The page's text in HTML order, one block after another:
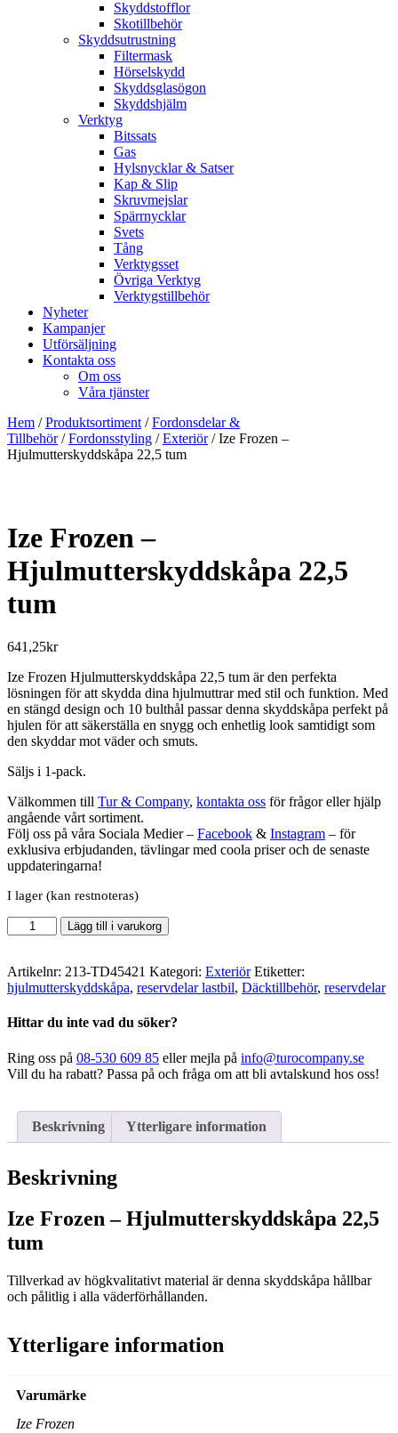
Skyddstofflor
Skotillbehör
Skyddsutrustning
Filtermask
Hörselskydd
Skyddsglasögon
Skyddshjälm
Verktyg
Bitssats
Gas
Hylsnycklar & Satser
Kap & Slip
Skruvmejslar
Spärrnycklar
Svets
Tång
Verktygsset
Övriga Verktyg
Verktygstillbehör
Nyheter
Kampanjer
Utförsäljning
Kontakta oss
Om oss
Våra tjänster
Hem /Produktsortiment /Fordonsdelar &
Tillbehör/Fordonsstyling /Exteriör/ Ize Frozen –
Hjulmutterskyddskåpa 22,5 tum
Ize Frozen –
Hjulmutterskyddskåpa 22,5
tum
641,25kr
Ize Frozen Hjulmutterskyddskåpa 22,5 tum är den perfekta
lösningen för att skydda dina hjulmuttrar med stil och funktion. Med
en stängd design och 10 bulthål passar denna skyddskåpa perfekt på
hjulen för att säkerställa en snygg och enhetlig look samtidigt som
den skyddar mot väder och smuts.
Säljs i 1-pack.
Välkommen till Tur & Company, kontakta oss för frågor eller hjälp
angående vårt sortiment.
Följ oss på våra Sociala Medier – Facebook & Instagram – för
exklusiva erbjudanden, tävlingar med coola priser och de senaste
uppdateringarna!
I lager (kan restnoteras)
Frozen
Hjulmutterskyddskåpa
22,5
mängd
Lägg till i varukorg
Artikelnr: 213-TD45421 Kategori: Exteriör Etiketter:
hjulmutterskyddskåpa, reservdelar lastbil, Däcktillbehör, reservdelar
Hittar du inte vad du söker?
Ring oss på 08-530 609 85 eller mejla på info@turocompany.se
Vill du ha rabatt? Passa på och fråga om att bli avtalskund hos oss!
Beskrivning Ytterligare information
Beskrivning
Ize Frozen – Hjulmutterskyddskåpa 22,5
tum
Tillverkad av högkvalitativt material är denna skyddskåpa hållbar
och pålitlig i alla väderförhållanden.
Ytterligare information
Varumärke
Ize Frozen